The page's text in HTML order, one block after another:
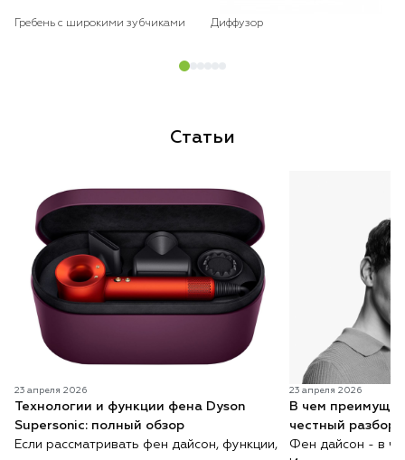
Гребень с широкими зубчиками Диффузор
Статьи
23 апреля 2026
Технологии и функции фена Dyson
Supersonic: полный обзор
Если рассматривать фен дайсон, функции,
23 апреля 2026
В чем
честный разбор
Фен дайсон - в